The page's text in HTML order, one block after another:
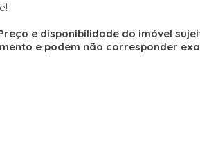
e disponibilidade do imóvel
e podem não corresponder